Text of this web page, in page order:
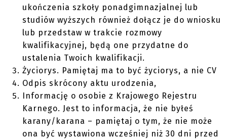
ukończenia szkoły ponadgimnazjalnej lub
studiów wyższych również dołącz je do wniosku
lub przedstaw w trakcie rozmowy
kwalifikacyjnej, będą one przydatne do
ustalenia Twoich kwalifikacji.
Życiorys. Pamiętaj ma to być życiorys, a nie CV
Odpis skrócony aktu urodzenia,
Informację o osobie z Krajowego Rejestru
Karnego. Jest to informacja, że nie byłeś
karany/karana – pamiętaj o tym, że nie może
ona być wystawiona wcześniej niż 30 dni przed